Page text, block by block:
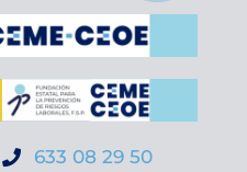
633 08 29 50